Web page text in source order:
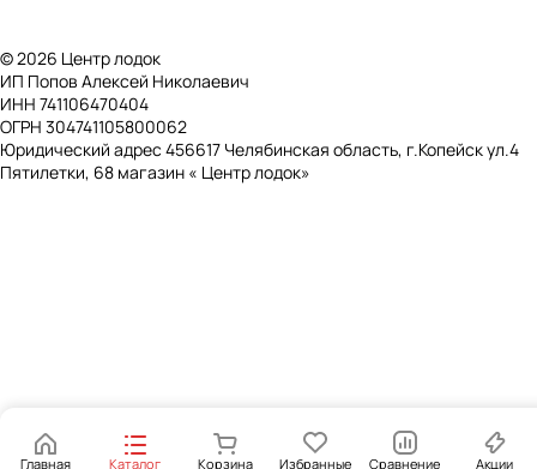
© 2026 Центр лодок
ИП Попов Алексей Николаевич
ИНН 741106470404
ОГРН 304741105800062
Юридический адрес 456617 Челябинская область, г.Копейск ул.4
Пятилетки, 68 магазин « Центр лодок»
Главная Каталог Корзина Избранные Сравнение Акции